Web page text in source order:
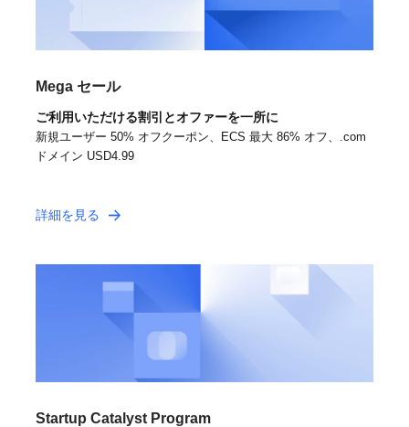
Mega セール
ご利用いただける割引とオファーを一所に
新規ユーザー 50% オフクーポン、ECS 最大 86% オフ、.com
ドメイン USD4.99
詳細を見る
Startup Catalyst Program